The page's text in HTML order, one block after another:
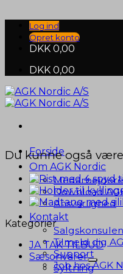
indhold
Log ind
Opret konto
DKK 0,00
DKK 0,00
Forside
Om AGK Nordic
Medarbejdere
Download
Ansvarlighed
Kontakt
Tilmeld dig
Support
Job hos AGK
Du kunne også
Kategorier
JA TAK TILBUD
Sæsonvarer
Syltning